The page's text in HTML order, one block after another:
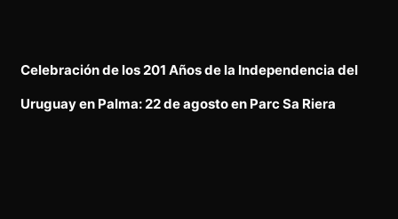
Celebración de los 201 Años de la Independencia del
Uruguay en Palma: 22 de agosto en Parc Sa Riera